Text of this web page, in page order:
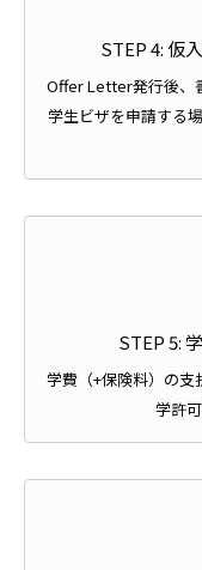
STEP 4: 仮
Offer Letter発行後、
学生ビザを申請する
STEP 5:
学費（+保険料）の支
学許